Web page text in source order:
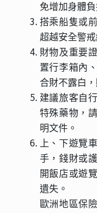
免增加身體負
搭乘船隻或
超越安全警戒
財物及重要
置行李箱內
合財不露白
建議旅客自
特殊藥物，
明文件。
上、下遊覽
手，錢財或
開飯店或遊
遺失。
歐洲地區保